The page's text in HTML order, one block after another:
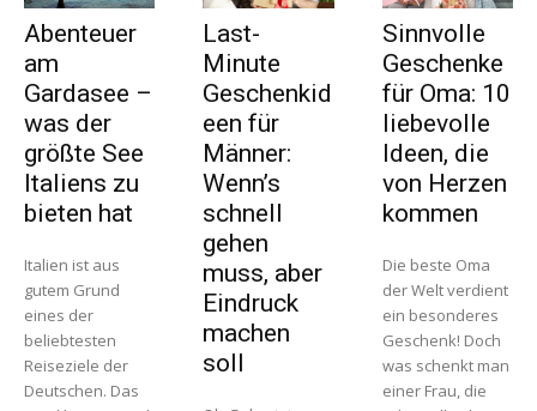
Abenteuer
am
Gardasee –
was der
größte See
Italiens zu
bieten hat
Italien ist aus
gutem Grund
eines der
beliebtesten
Reiseziele der
Deutschen. Das
Last-
Minute
Geschenkid
een für
Männer:
Wenn’s
schnell
gehen
muss, aber
Eindruck
machen
soll
Sinnvolle
Geschenke
für Oma: 10
liebevolle
Ideen, die
von Herzen
kommen
Die beste Oma
der Welt verdient
ein besonderes
Geschenk! Doch
was schenkt man
einer Frau, die